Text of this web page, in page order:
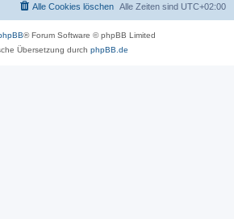
Alle Zeiten sind UTC+02:00
Alle Cookies löschen
® Forum Software © phpBB Limited
Übersetzung durch phpBB.de